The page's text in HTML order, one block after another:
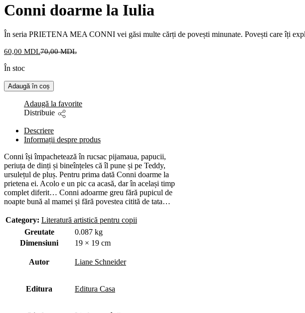
Conni doarme la Iulia
În seria PRIETENA MEA CONNI vei găsi multe cărți de povești minunate. Povești care îți
60,00 MDL70,00MDL
În stoc
Adaugă în coș
Adaugă la favorite
Distribuie
Descriere
Informații despre produs
Conni își împachetează în rucsac pijamaua, papucii,
periuța de dinți și bineînțeles că îl pune și pe Teddy,
ursulețul de pluș. Pentru prima dată Conni doarme la
prietena ei. Acolo e un pic ca acasă, dar în același timp
complet diferit… Conni adoarme greu fără pupicul de
noapte bună al mamei și fără povestea citită de tata…
Category: Literatură artistică pentru copii
Greutate
0.087 kg
Dimensiuni
19 × 19 cm
Autor Liane Schneider
Editura Editura Casa